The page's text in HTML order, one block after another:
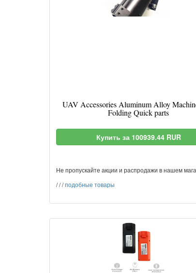
UAV Accessories Aluminum Alloy
Folding Quick parts
Купить за 100939.44 RUR
Не пропускайте акции и распродажи в нашем
///подобные товары